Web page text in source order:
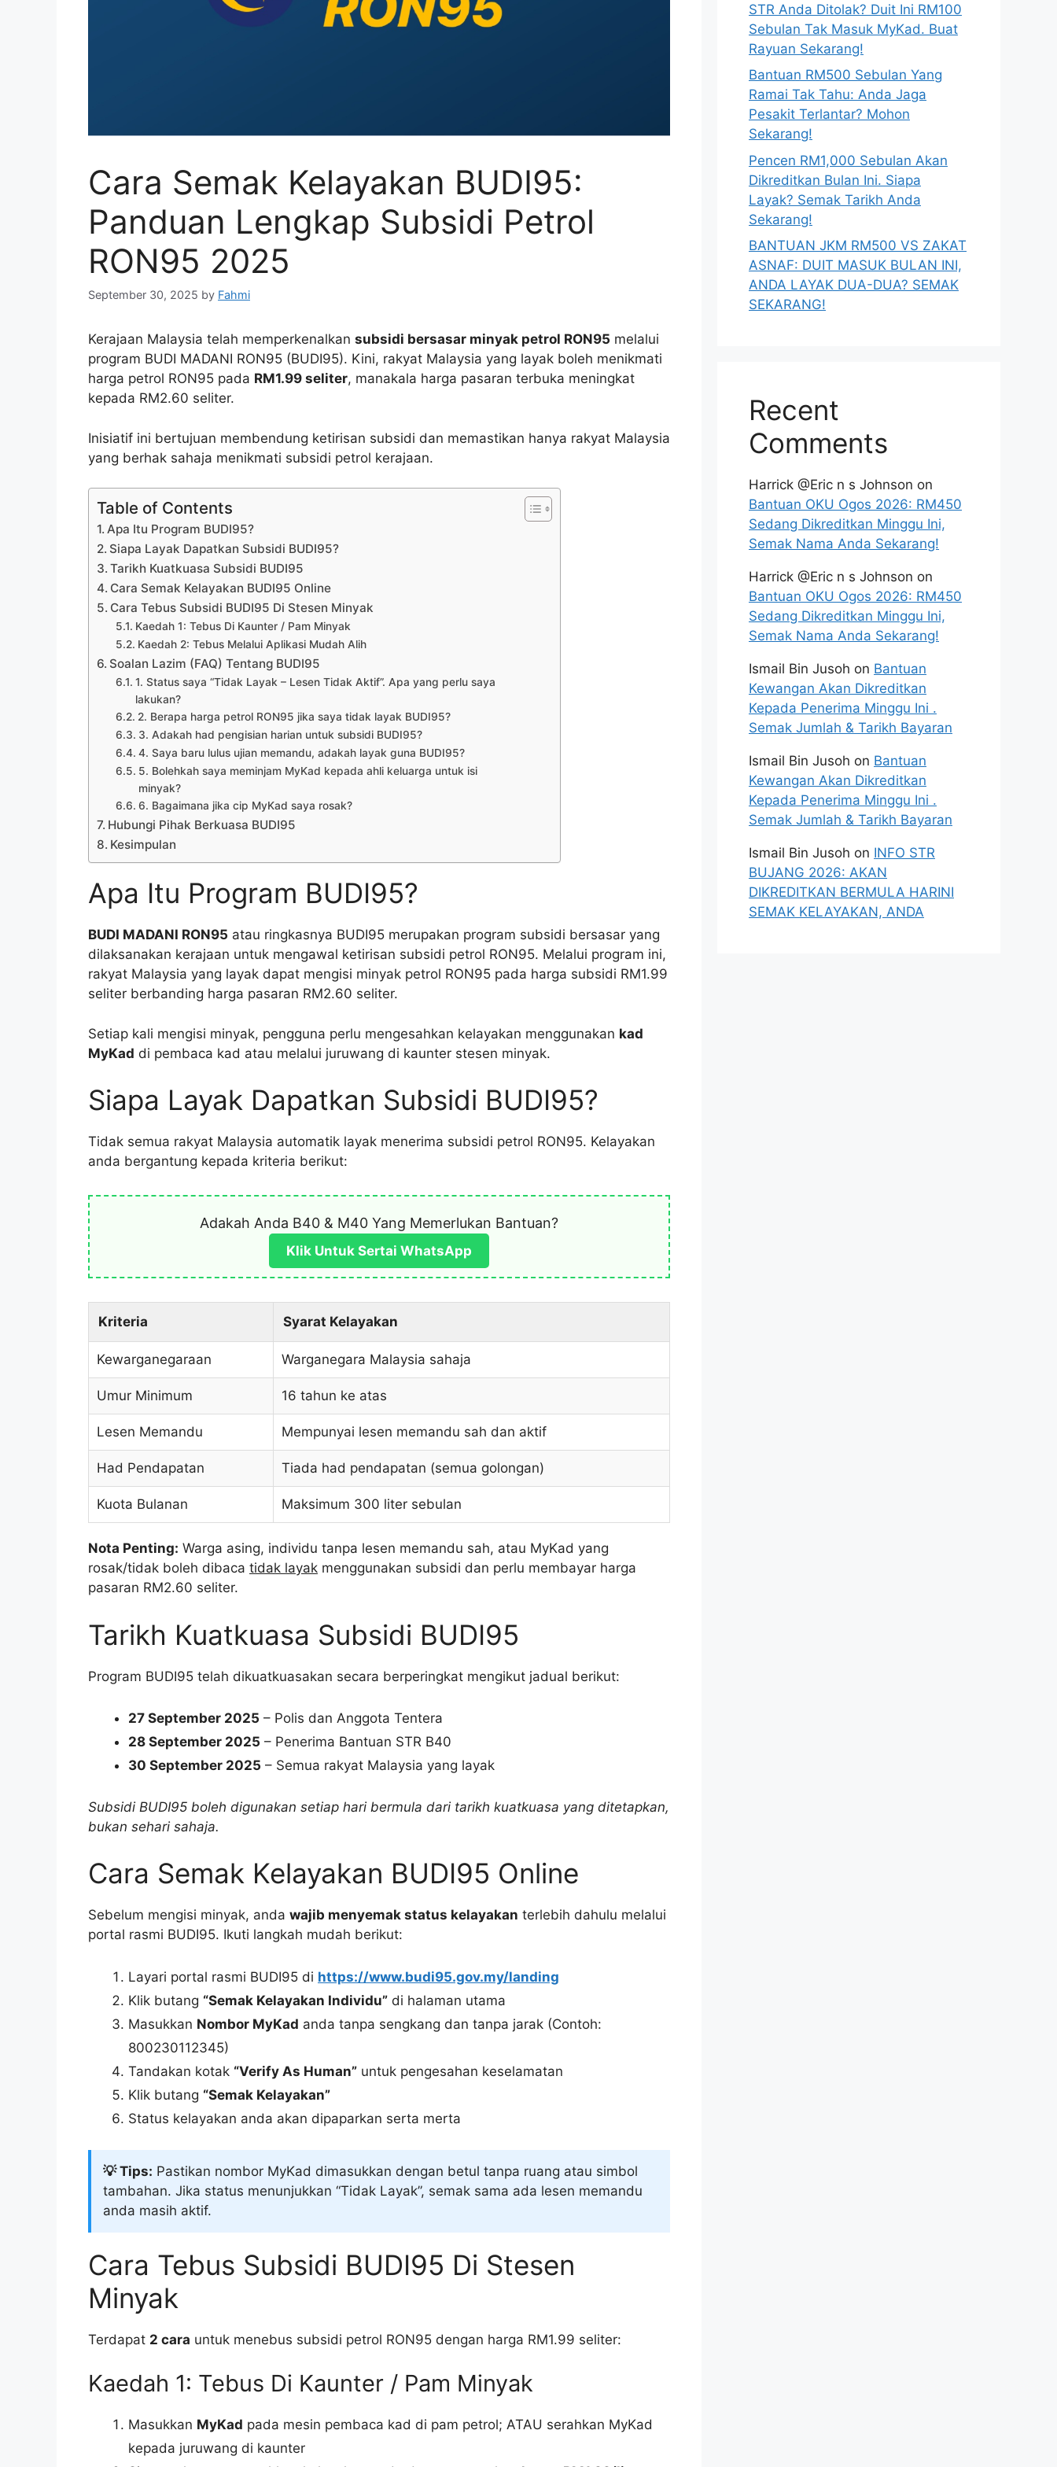
Cara Semak Kelayakan BUDI95:
Panduan Lengkap Subsidi Petrol
RON95 2025
September 30, 2025 by Fahmi
Kerajaan Malaysia telah memperkenalkan subsidi bersasar minyak petrol RON95 melalui
program BUDI MADANI RON95 (BUDI95). Kini, rakyat Malaysia yang layak boleh menikmati
harga petrol RON95 pada RM1.99 seliter, manakala harga pasaran terbuka meningkat
kepada RM2.60 seliter.
Inisiatif ini bertujuan membendung ketirisan subsidi dan memastikan hanya rakyat Malaysia
yang berhak sahaja menikmati subsidi petrol kerajaan.
Table of Contents
Apa Itu Program BUDI95?
Siapa Layak Dapatkan Subsidi BUDI95?
Tarikh Kuatkuasa Subsidi BUDI95
Cara Semak Kelayakan BUDI95 Online
Cara Tebus Subsidi BUDI95 Di Stesen Minyak
Kaedah 1: Tebus Di Kaunter / Pam Minyak
Kaedah 2: Tebus Melalui Aplikasi Mudah Alih
Soalan Lazim (FAQ) Tentang BUDI95
1. Status saya “Tidak Layak – Lesen Tidak Aktif”. Apa yang perlu saya
lakukan?
2. Berapa harga petrol RON95 jika saya tidak layak BUDI95?
3. Adakah had pengisian harian untuk subsidi BUDI95?
4. Saya baru lulus ujian memandu, adakah layak guna BUDI95?
5. Bolehkah saya meminjam MyKad kepada ahli keluarga untuk isi
minyak?
6. Bagaimana jika cip MyKad saya rosak?
Hubungi Pihak Berkuasa BUDI95
Kesimpulan
Apa Itu Program BUDI95?
BUDI MADANI RON95 atau ringkasnya BUDI95 merupakan program subsidi bersasar yang
dilaksanakan kerajaan untuk mengawal ketirisan subsidi petrol RON95. Melalui program ini,
rakyat Malaysia yang layak dapat mengisi minyak petrol RON95 pada harga subsidi RM1.99
seliter berbanding harga pasaran RM2.60 seliter.
Setiap kali mengisi minyak, pengguna perlu mengesahkan kelayakan menggunakan kad
MyKad di pembaca kad atau melalui juruwang di kaunter stesen minyak.
Siapa Layak Dapatkan Subsidi BUDI95?
Tidak semua rakyat Malaysia automatik layak menerima subsidi petrol RON95. Kelayakan
anda bergantung kepada kriteria berikut:
Adakah Anda B40 & M40 Yang Memerlukan Bantuan?
Klik Untuk Sertai WhatsApp
Kriteria Syarat Kelayakan
Kewarganegaraan Warganegara Malaysia sahaja
Umur Minimum 16 tahun ke atas
Lesen Memandu Mempunyai lesen memandu sah dan aktif
Had Pendapatan Tiada had pendapatan (semua golongan)
Kuota Bulanan Maksimum 300 liter sebulan
Nota Penting: Warga asing, individu tanpa lesen memandu sah, atau MyKad yang
rosak/tidak boleh dibaca tidak layak menggunakan subsidi dan perlu membayar harga
pasaran RM2.60 seliter.
Tarikh Kuatkuasa Subsidi BUDI95
Program BUDI95 telah dikuatkuasakan secara berperingkat mengikut jadual berikut:
27 September 2025 – Polis dan Anggota Tentera
28 September 2025 – Penerima Bantuan STR B40
30 September 2025 – Semua rakyat Malaysia yang layak
Subsidi BUDI95 boleh digunakan setiap hari bermula dari tarikh kuatkuasa yang ditetapkan,
bukan sehari sahaja.
Cara Semak Kelayakan BUDI95 Online
Sebelum mengisi minyak, anda wajib menyemak status kelayakan terlebih dahulu melalui
portal rasmi BUDI95. Ikuti langkah mudah berikut:
Layari portal rasmi BUDI95 di https://www.budi95.gov.my/landing
Klik butang “Semak Kelayakan Individu” di halaman utama
Masukkan Nombor MyKad anda tanpa sengkang dan tanpa jarak (Contoh:
800230112345)
Tandakan kotak “Verify As Human” untuk pengesahan keselamatan
Klik butang “Semak Kelayakan”
Status kelayakan anda akan dipaparkan serta merta
💡 Tips: Pastikan nombor MyKad dimasukkan dengan betul tanpa ruang atau simbol
tambahan. Jika status menunjukkan “Tidak Layak”, semak sama ada lesen memandu
anda masih aktif.
Cara Tebus Subsidi BUDI95 Di Stesen
Minyak
Terdapat 2 cara untuk menebus subsidi petrol RON95 dengan harga RM1.99 seliter:
Kaedah 1: Tebus Di Kaunter / Pam Minyak
Masukkan MyKad pada mesin pembaca kad di pam petrol; ATAU serahkan MyKad
kepada juruwang di kaunter
STR Anda Ditolak? Duit Ini RM100
Sebulan Tak Masuk MyKad. Buat
Rayuan Sekarang!
Bantuan RM500 Sebulan Yang
Ramai Tak Tahu: Anda Jaga
Pesakit Terlantar? Mohon
Sekarang!
Pencen RM1,000 Sebulan Akan
Dikreditkan Bulan Ini. Siapa
Layak? Semak Tarikh Anda
Sekarang!
BANTUAN JKM RM500 VS ZAKAT
ASNAF: DUIT MASUK BULAN INI,
ANDA LAYAK DUA-DUA? SEMAK
SEKARANG!
Recent
Comments
Harrick @Eric n s Johnson on
Bantuan OKU Ogos 2026: RM450
Sedang Dikreditkan Minggu Ini,
Semak Nama Anda Sekarang!
Harrick @Eric n s Johnson on
Bantuan OKU Ogos 2026: RM450
Sedang Dikreditkan Minggu Ini,
Semak Nama Anda Sekarang!
Ismail Bin Jusoh on Bantuan
Kewangan Akan Dikreditkan
Kepada Penerima Minggu Ini .
Semak Jumlah & Tarikh Bayaran
Ismail Bin Jusoh on Bantuan
Kewangan Akan Dikreditkan
Kepada Penerima Minggu Ini .
Semak Jumlah & Tarikh Bayaran
Ismail Bin Jusoh on INFO STR
BUJANG 2026: AKAN
DIKREDITKAN BERMULA HARINI
SEMAK KELAYAKAN, ANDA